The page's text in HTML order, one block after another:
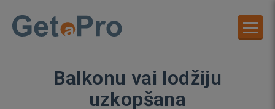
Balkonu vai lodžiju
uzkopšana